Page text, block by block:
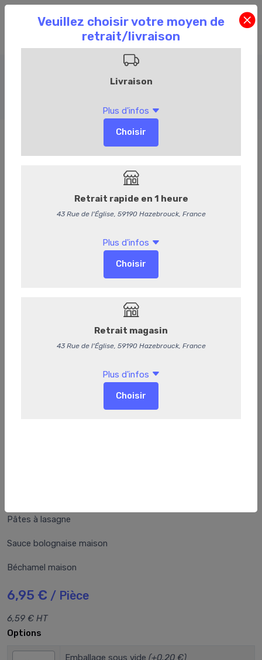
Plats préparés
Pâtes à lasagne
Sauce bolognaise maison
Béchamel maison
6,95 € / Pièce
6,59 € HT
Options
Emballage sous vide (+0,20 €)